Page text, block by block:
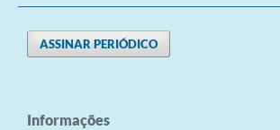
ASSINAR PERIÓDICO
Informações